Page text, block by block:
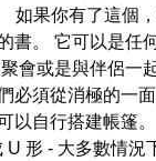
如果你有了這個
書。 它可以是任
會或是與伴侶一
必須從消極的一
以自行搭建帳篷
形 - 大多數情況